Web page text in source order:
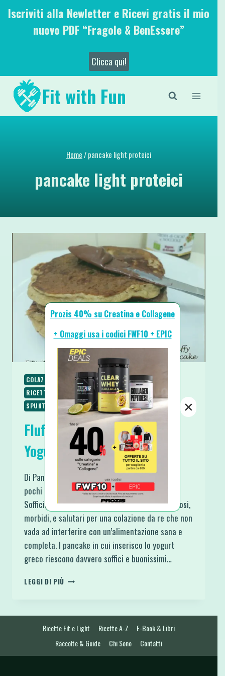
SaltaIscriviti alla Newletter e Ricevi gratis il mio
nuovo PDF “Fragole & BenEssere”
Clicca qui!
Fit with Fun
Home/pancake light proteici
pancake light proteici
COLAZIONE RICETTE
RICETTE DOLCI
RICETTE PROTEICHE
RICETTE SENZA GLUTINE
SPUNTINI E SNACKS
Fluffy Pancake Soffici allo
Yogurt senza Glutine
Di Pancake ne faccio tanti ma ne ho pubblicati
pochi quindi ecco a voi questi Fluffy Pancake
Soffici allo Yogurt senza Glutine. Semplici, gustosi,
morbidi, e salutari per una colazione da re che non
vada ad interferire con un’alimentazione sana e
completa. I pancake in cui inserisco lo yogurt
greco riescono davvero soffici e buonissimi…
LEGGI DI PIÙ FLUFFY
SENZA
GLUTINE
Ricette Fit e Light Ricette A-Z
E-Book & Libri
Raccolte & Guide
Chi Sono Contatti
Prozis 40% su Creatina e Collagene
+ Omaggi usa i codici FWF10 + EPIC
×